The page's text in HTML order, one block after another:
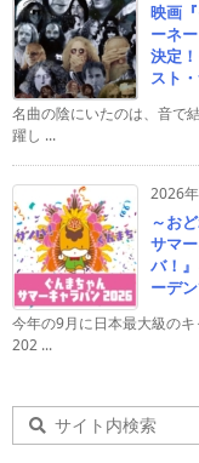
映画
ーネ
決定
スト
名曲の陰にいたのは、音で
躍し ...
2026
～お
サマ
バ！
ーデ
今年の9月に日本最大級の
202 ...